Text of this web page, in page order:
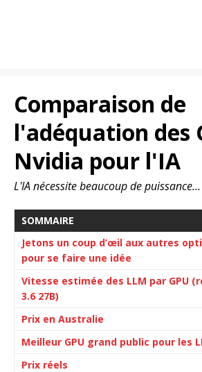
Comparaison de
l'adéquation des
Nvidia pour l'IA
L'IA nécessite beaucoup de puissance...
SOMMAIRE
Jetons un coup d’œil aux autres
pour se faire une idée
Vitesse estimée des LLM par GPU
3.6 27B)
Prix en Australie
Meilleur GPU grand public pour les
Prix réels